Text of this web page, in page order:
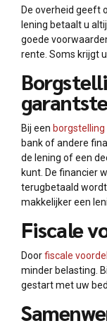
De overheid geeft
lening betaalt u
goede
rente. Soms krijgt
Bij een
bank of andere
de lening of een
kunt. De financier
terugbetaald
makkelijker een
Fiscale
Doorfiscale
minder belasting.
gestart met uw